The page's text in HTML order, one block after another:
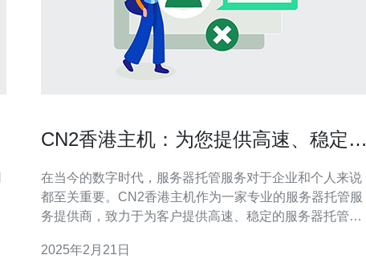
CN2香港主机：为您提供高速、稳定的
在当今的数字时代，服务器托管服务对于企业和个人来说
都至关重要。CN2香港主机作为一家专业的服务器托管服
务提供商，致力于为客户提供高速、稳定的服务器托管服
了解为什么选择CN2香港主机。 CN2香港主机拥有先进的
2025年2月21日